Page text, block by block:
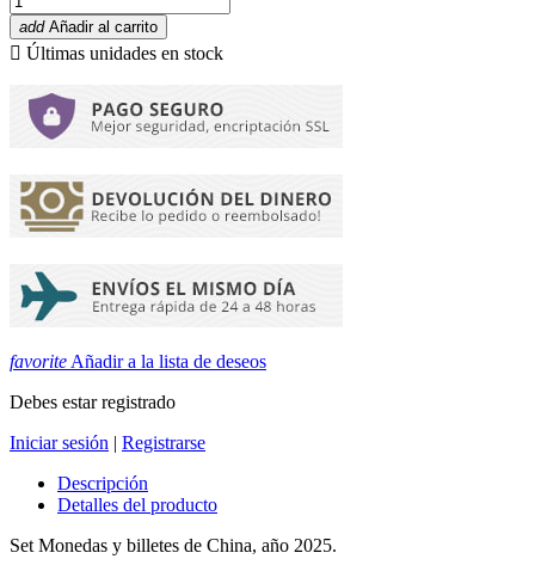
add Añadir al carrito
 Últimas unidades en stock
favorite Añadir a la lista de deseos
Debes estar registrado
Iniciar sesión | Registrarse
Descripción
Detalles del producto
Set Monedas y billetes de China, año 2025.